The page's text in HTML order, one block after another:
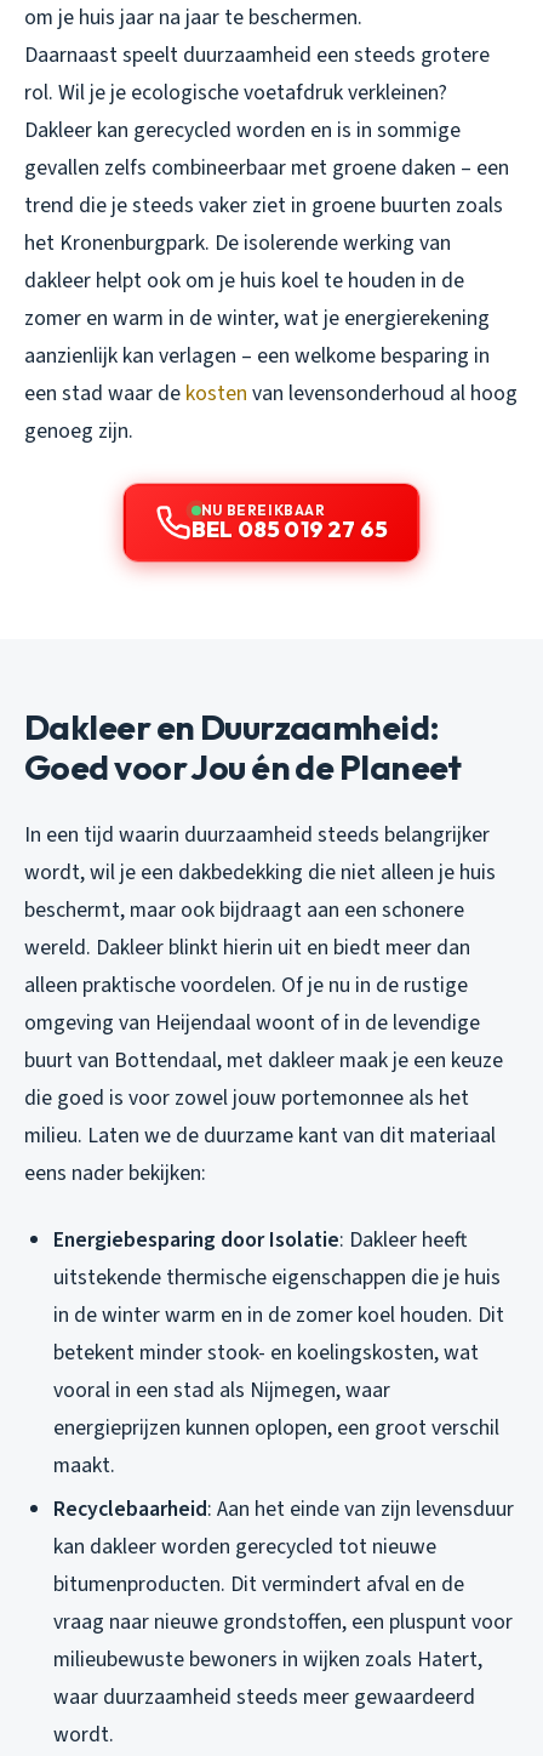
om je huis jaar na jaar te beschermen.
Daarnaast speelt duurzaamheid een steeds grotere
rol. Wil je je ecologische voetafdruk verkleinen?
Dakleer kan gerecycled worden en is in sommige
gevallen zelfs combineerbaar met groene daken – een
trend die je steeds vaker ziet in groene buurten zoals
het Kronenburgpark. De isolerende werking van
dakleer helpt ook om je huis koel te houden in de
zomer en warm in de winter, wat je energierekening
aanzienlijk kan verlagen – een welkome besparing in
een stad waar de kosten van levensonderhoud al hoog
genoeg zijn.
NU BEREIKBAAR
BEL 085 019 27 65
Dakleer en Duurzaamheid:
Goed voor Jou én de Planeet
In een tijd waarin duurzaamheid steeds belangrijker
wordt, wil je een dakbedekking die niet alleen je huis
beschermt, maar ook bijdraagt aan een schonere
wereld. Dakleer blinkt hierin uit en biedt meer dan
alleen praktische voordelen. Of je nu in de rustige
omgeving van Heijendaal woont of in de levendige
buurt van Bottendaal, met dakleer maak je een keuze
die goed is voor zowel jouw portemonnee als het
milieu. Laten we de duurzame kant van dit materiaal
eens nader bekijken:
Energiebesparing door Isolatie: Dakleer heeft
uitstekende thermische eigenschappen die je huis
in de winter warm en in de zomer koel houden. Dit
betekent minder stook- en koelingskosten, wat
vooral in een stad als Nijmegen, waar
energieprijzen kunnen oplopen, een groot verschil
maakt.
Recyclebaarheid: Aan het einde van zijn levensduur
kan dakleer worden gerecycled tot nieuwe
bitumenproducten. Dit vermindert afval en de
vraag naar nieuwe grondstoffen, een pluspunt voor
milieubewuste bewoners in wijken zoals Hatert,
waar duurzaamheid steeds meer gewaardeerd
wordt.